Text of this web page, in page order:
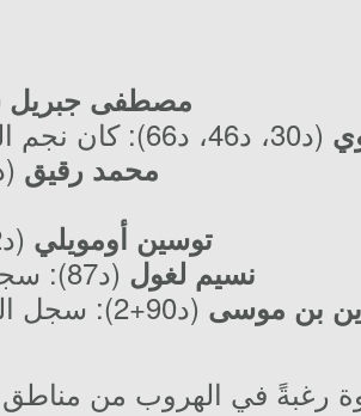
مصطفى جبريل
(د30، د46، د66): كان نجم اللقاء بدون منازع بتسجيله "هاتريك".
محمد رقيق (د85): سجل
توسين أومويلي (د42): قلص الفارق في الشوط الأول.
نسيم لغول (د87): سجل الهدف الثاني للـ "سي اس سي".
بن موسى (د90+2): سجل الهدف الثالث في الوقت بدل الضائع.
رغبةً في الهروب من